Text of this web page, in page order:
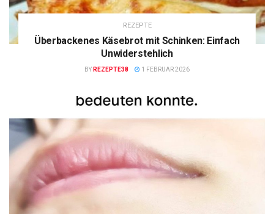
REZEPTE
Überbackenes Käsebrot mit Schinken: Einfach
Unwiderstehlich
BY REZEPTE38 1 FEBRUAR 2026